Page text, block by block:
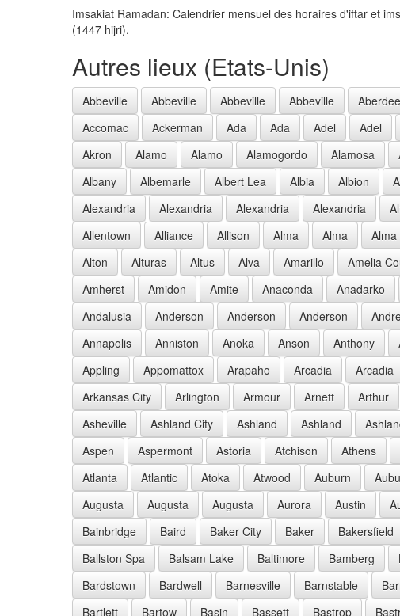
Imsakiat Ramadan: Calendrier mensuel des horaires d'iftar et
(1447 hijri).
Autres lieux (Etats-Unis)
Abbeville Abbeville Abbeville Abbeville
Accomac
Ackerman Ada Ada Adel Adel
Akron
Alamo Alamo Alamogordo Alamosa
Albany
Albemarle Albert Lea Albia Albion
Alexandria
Alexandria Alexandria Alexandria
Allentown
Alliance Allison Alma Alma Alma
Alton
Alturas Altus Alva Amarillo Amelia
Amherst
Amidon Amite Anaconda Anadarko
Andalusia
Anderson Anderson Anderson
Annapolis
Anniston Anoka Anson Anthony
Appling
Appomattox Arapaho Arcadia Arcadia
Arkansas City
Arlington Armour Arnett Arthur
Asheville
Ashland City Ashland Ashland
Aspen
Aspermont Astoria Atchison Athens
Atlanta
Atlantic Atoka Atwood Auburn
Augusta
Augusta Augusta Aurora Austin
Bainbridge
Baird Baker City Baker Bakersfield
Ballston Spa
Balsam Lake Baltimore Bamberg
Bardstown
Bardwell Barnesville Barnstable
Bartlett
Bartow Basin Bassett Bastrop